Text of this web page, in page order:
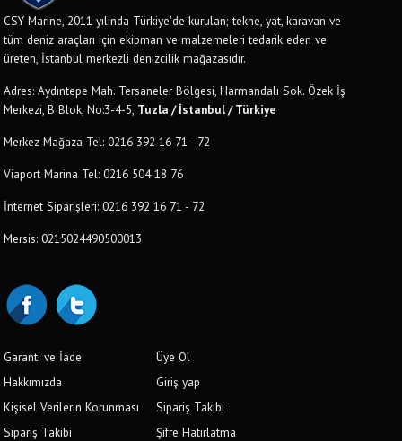
CSY Marine, 2011 yılında Türkiye'de kurulan; tekne, yat, karavan ve
tüm deniz araçları için ekipman ve malzemeleri tedarik eden ve
üreten, İstanbul merkezli denizcilik mağazasıdır.
Adres: Aydıntepe Mah. Tersaneler Bölgesi, Harmandalı Sok. Özek İş
Merkezi, B Blok, No:3-4-5, Tuzla / İstanbul / Türkiye
Merkez Mağaza Tel: 0216 392 16 71 - 72
Viaport Marina Tel: 0216 504 18 76
İnternet Siparişleri: 0216 392 16 71 - 72
Mersis: 0215024490500013
Garanti ve İade
Hakkımızda
Kişisel Verilerin Korunması
Sipariş Takibi
Üye Ol
Giriş yap
Sipariş Takibi
Şifre Hatırlatma